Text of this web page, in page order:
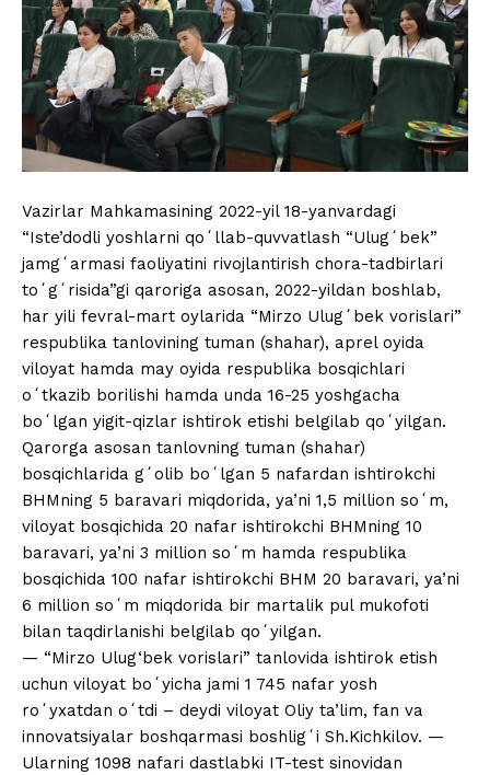
Vazirlar Mahkamasining 2022-yil 18-yanvardagi
“Iste’dodli yoshlarni qoʻllab-quvvatlash “Ulugʻbek”
jamgʻarmasi faoliyatini rivojlantirish chora-tadbirlari
toʻgʻrisida”gi qaroriga asosan, 2022-yildan boshlab,
har yili fevral-mart oylarida “Mirzo Ulugʻbek vorislari”
respublika tanlovining tuman (shahar), aprel oyida
viloyat hamda may oyida respublika bosqichlari
oʻtkazib borilishi hamda unda 16-25 yoshgacha
boʻlgan yigit-qizlar ishtirok etishi belgilab qoʻyilgan.
Qarorga asosan tanlovning tuman (shahar)
bosqichlarida gʻolib boʻlgan 5 nafardan ishtirokchi
BHMning 5 baravari miqdorida, ya’ni 1,5 million soʻm,
viloyat bosqichida 20 nafar ishtirokchi BHMning 10
baravari, ya’ni 3 million soʻm hamda respublika
bosqichida 100 nafar ishtirokchi BHM 20 baravari, ya’ni
6 million soʻm miqdorida bir martalik pul mukofoti
bilan taqdirlanishi belgilab qoʻyilgan.
— “Mirzo Ulug‘bek vorislari” tanlovida ishtirok etish
uchun viloyat boʻyicha jami 1 745 nafar yosh
roʻyxatdan oʻtdi – deydi viloyat Oliy ta’lim, fan va
innovatsiyalar boshqarmasi boshligʻi Sh.Kichkilov. —
Ularning 1098 nafari dastlabki IT-test sinovidan